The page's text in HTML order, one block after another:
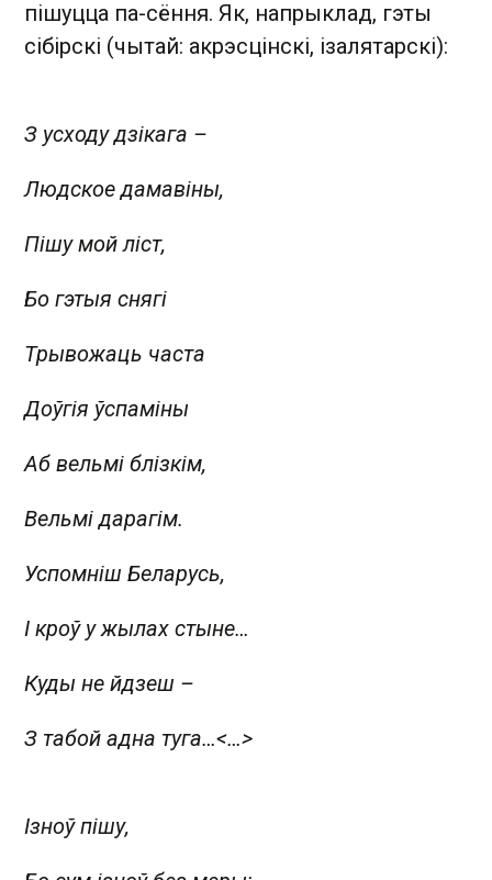
пішуцца па-сёння. Як, напрыклад, гэты
сібірскі (чытай: акрэсцінскі, ізалятарскі):
З усходу дзікага –
Людское дамавіны,
Пішу мой ліст,
Бо гэтыя снягі
Трывожаць часта
Доўгія ўспаміны
Аб вельмі блізкім,
Вельмі дарагім.
Успомніш Беларусь,
І кроў у жылах стыне…
Куды не йдзеш –
З табой адна туга…<…>
Ізноў пішу,